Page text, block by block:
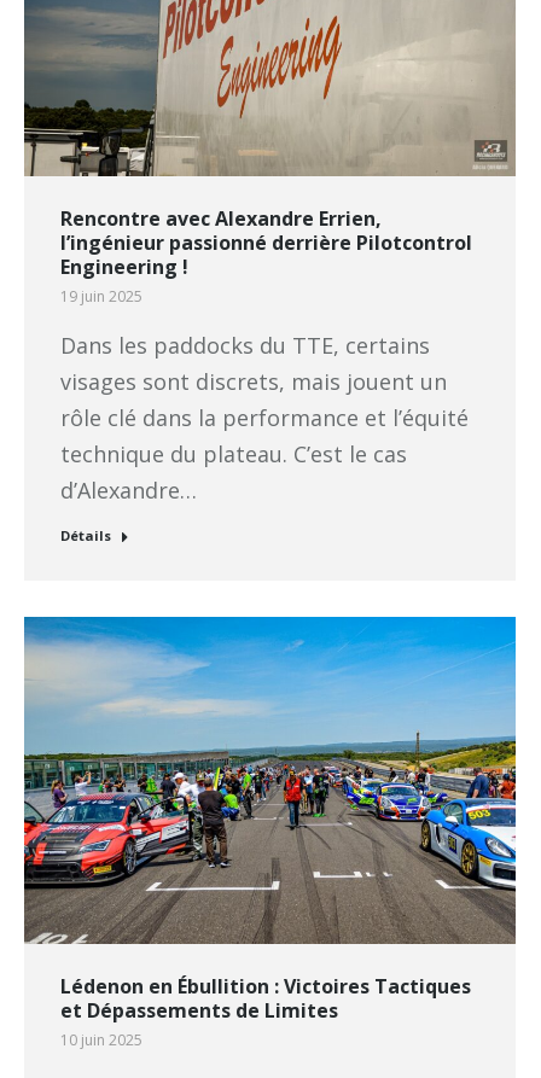
Rencontre avec Alexandre Errien,
l’ingénieur passionné derrière Pilotcontrol
Engineering !
19 juin 2025
Dans les paddocks du TTE, certains
visages sont discrets, mais jouent un
rôle clé dans la performance et l’équité
technique du plateau. C’est le cas
d’Alexandre…
Détails
Lédenon en Ébullition : Victoires Tactiques
et Dépassements de Limites
10 juin 2025